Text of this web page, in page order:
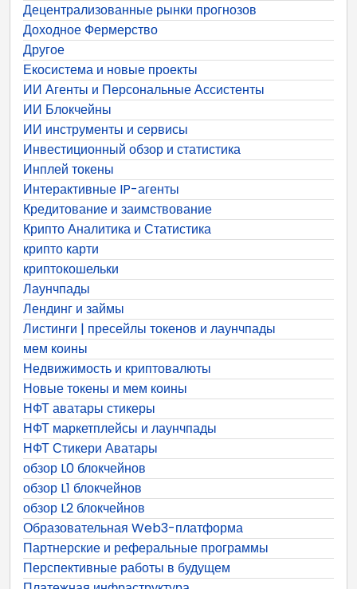
Децентрализованные рынки прогнозов
Доходное Фермерство
Другое
Екосистема и новые проекты
ИИ Агенты и Персональные Ассистенты
ИИ Блокчейны
ИИ инструменты и сервисы
Инвестиционный обзор и статистика
Инплей токены
Интерактивные IP-агенты
Кредитование и заимствование
Крипто Аналитика и Статистика
крипто карти
криптокошельки
Лаунчпады
Лендинг и займы
Листинги | пресейлы токенов и лаунчпады
мем коины
Недвижимость и криптовалюты
Новые токены и мем коины
НФТ аватары стикеры
НФТ маркетплейсы и лаунчпады
НФТ Стикери Аватары
обзор L0 блокчейнов
обзор L1 блокчейнов
обзор L2 блокчейнов
Образовательная Web3-платформа
Партнерские и реферальные программы
Перспективные работы в будущем